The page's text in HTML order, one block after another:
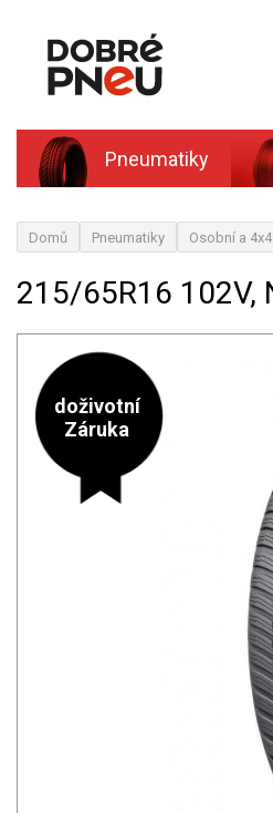
Pneumatiky
Domů Pneumatiky Osobní a 4x4
215/65R16 102V,
doživotní
Záruka